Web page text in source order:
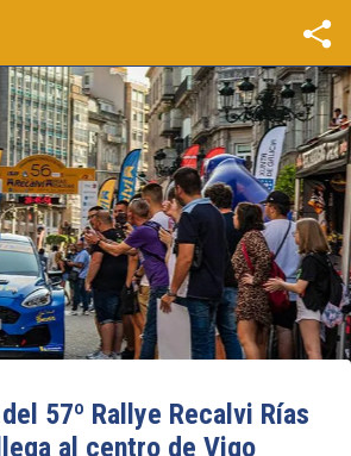
57º Rallye Recalvi Rías
al centro de Vigo